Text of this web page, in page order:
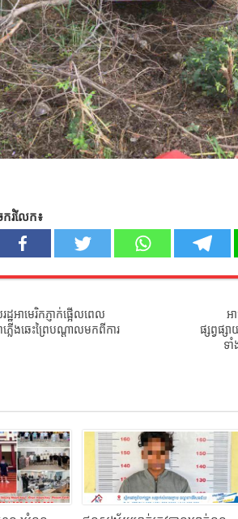
ករំលែក៖
ឋអាមេរិកភ្ញាក់ផ្អើលពេល
ើងឆេះព្រៃបណ្តាលមកពីការ
អ
ផ្សព្វផ្ស
ទ